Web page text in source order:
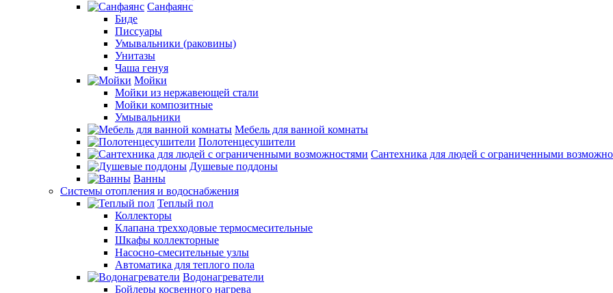
Санфаянс
Биде
Писсуары
Умывальники (раковины)
Унитазы
Чаша генуя
Мойки
Мойки из нержавеющей стали
Мойки композитные
Умывальники
Мебель для ванной комнаты
Полотенцесушители
Сантехника для людей с ограниченными
Душевые поддоны
Ванны
Системы отопления и водоснабжения
Теплый пол
Коллекторы
Клапана трехходовые термосмесительные
Шкафы коллекторные
Насосно-смесительные узлы
Автоматика для теплого пола
Водонагреватели
Бойлеры косвенного нагрева